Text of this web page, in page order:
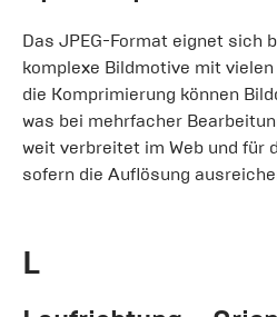
Das JPEG-Format eignet sich
komplexe Bildmotive mit
die Komprimierung können
was bei mehrfacher
weit verbreitet im Web und für
sofern die Auflösung
L